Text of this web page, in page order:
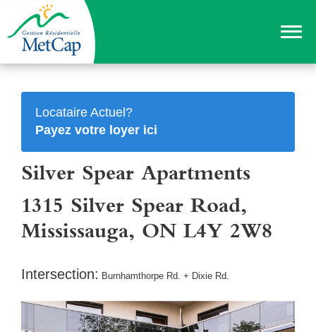
Locataire Actuel?
Payez votre loyer ici
Silver Spear Apartments
1315 Silver Spear Road,
Mississauga, ON L4Y 2W8
Intersection: Burnhamthorpe Rd. + Dixie Rd.